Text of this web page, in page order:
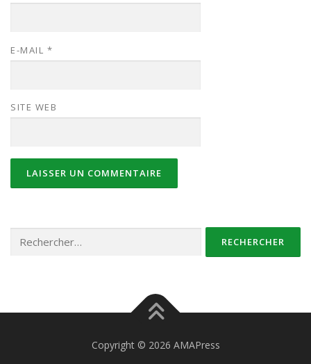
E-MAIL *
SITE WEB
Copyright © 2026 AMAPress